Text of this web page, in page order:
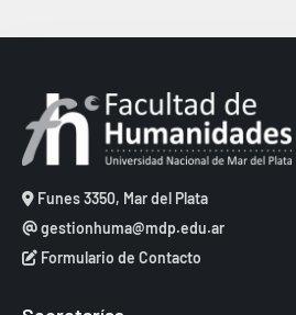
Funes 3350, Mar del Plata
gestionhuma@mdp.edu.ar
Formulario de Contacto